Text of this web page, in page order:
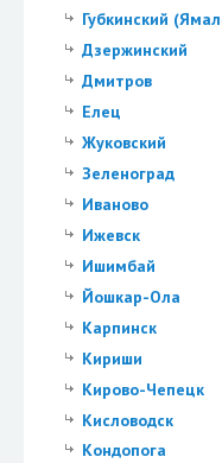
Губкинский
Дзержинский
Дмитров
Елец
Жуковский
Зеленоград
Иваново
Ижевск
Ишимбай
Йошкар-Ола
Карпинск
Кириши
Кирово-Чепецк
Кисловодск
Кондопога